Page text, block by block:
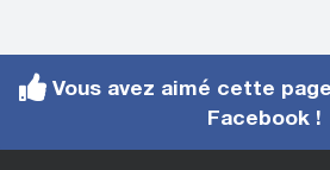
Vous avez aimé cette
Facebook !